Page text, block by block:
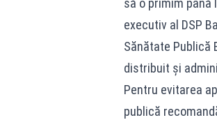
să o primim până
executiv al DSP
Sănătate Publică
distribuit şi
Pentru evitarea
publică